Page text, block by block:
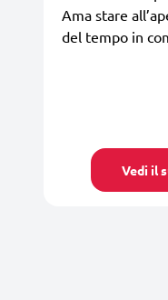
Ama stare
del tempo in
Vedi il